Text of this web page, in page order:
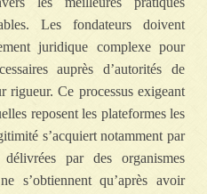
Les fondateurs doivent
juridique complexe pour
auprès d’autorités de
rigueur. Ce processus exigeant
reposent les plateformes les
s’acquiert notamment par
par des organismes
s’obtiennent qu’après avoir